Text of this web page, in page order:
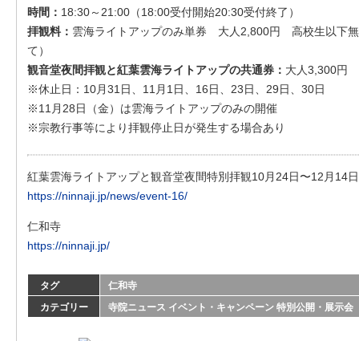
時間： 18:30～21:00（18:00受付開始20:30受付終了）
拝観料： 雲海ライトアップのみ単券 大人2,800円 高校生以下無
て）
観音堂夜間拝観と紅葉雲海ライトアップの共通券： 大人3,300円
※休止日：10月31日、11月1日、16日、23日、29日、30日
※11月28日（金）は雲海ライトアップのみの開催
※宗教行事等により拝観停止日が発生する場合あり
紅葉雲海ライトアップと観音堂夜間特別拝観10月24日〜12月14
https://ninnaji.jp/news/event-16/
仁和寺
https://ninnaji.jp/
タグ
仁和寺
カテゴリー
寺院ニュース イベント・キャンペーン 特別公開・展示会